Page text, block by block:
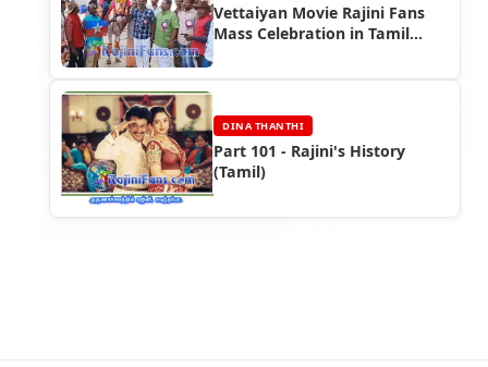
Vettaiyan Movie Rajini Fans
Mass Celebration in Tamil
DINA THANTHI
Part 101 - Rajini's History
(Tamil)